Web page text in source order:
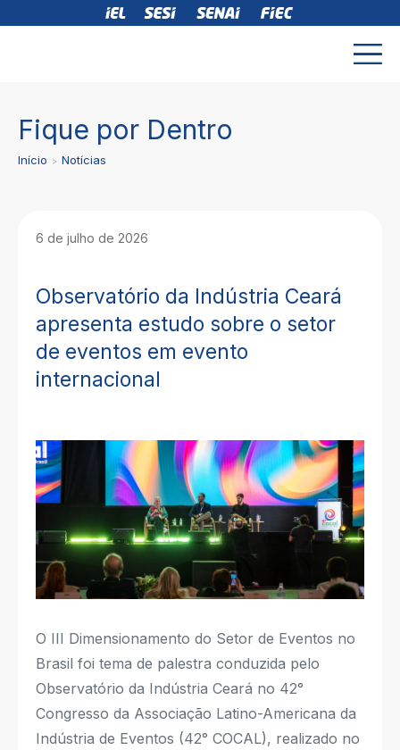
Fique por Dentro
Início Notícias
6 de julho de 2026
Observatório da Indústria Ceará
apresenta estudo sobre o setor
de eventos em evento
internacional
O III Dimensionamento do Setor de Eventos no
Brasil foi tema de palestra conduzida pelo
Observatório da Indústria Ceará no 42°
Congresso da Associação Latino-Americana da
Indústria de Eventos (42° COCAL), realizado no